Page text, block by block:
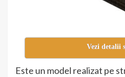
Vezi detalii
Este un model realizat pe